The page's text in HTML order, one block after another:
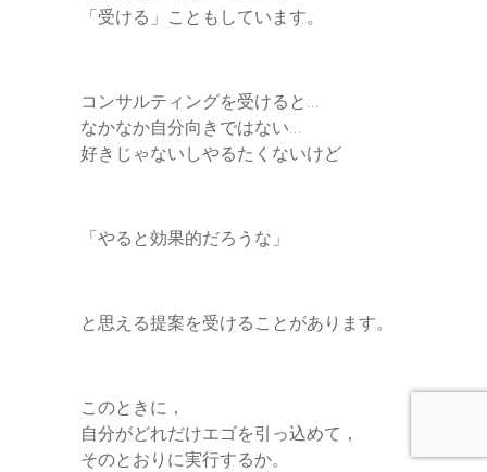
「受ける」こともしています。
コンサルティングを受けると…
なかなか自分向きではない…
好きじゃないしやるたくないけど
「やると効果的だろうな」
と思える提案を受けることがあります。
このときに，
自分がどれだけエゴを引っ込めて，
そのとおりに実行するか。